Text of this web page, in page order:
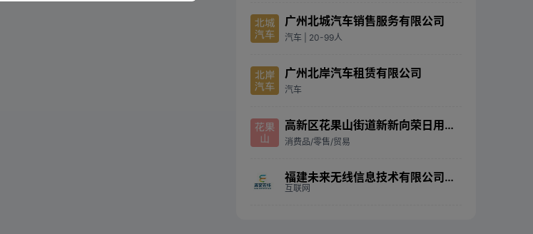
广州北城汽车销售服务有限公司
汽车 | 20-99人
广州北岸汽车租赁有限公司
汽车
高新区花果山街道新新向荣日用品经营部
消费品/零售/贸易
福建未来无线信息技术有限公司青岛分公司
互联网